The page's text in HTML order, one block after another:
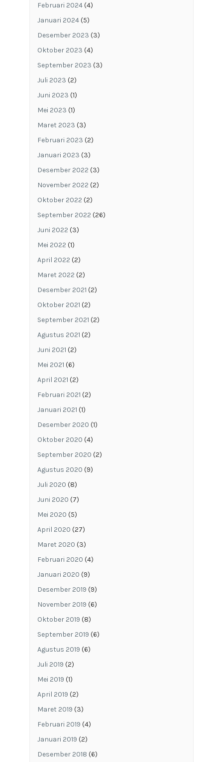
Februari 2024(4)
Januari 2024(5)
Desember 2023 (3)
Oktober 2023 (4)
September 2023 (3)
Juli 2023 (2)
Juni 2023 (1)
Mei 2023 (1)
Maret 2023 (3)
Februari 2023 (2)
Januari 2023 (3)
Desember 2022 (3)
November 2022 (2)
Oktober 2022 (2)
September 2022 (26)
Juni 2022 (3)
Mei 2022 (1)
April 2022 (2)
Maret 2022 (2)
Desember 2021 (2)
Oktober 2021 (2)
September 2021 (2)
Agustus 2021 (2)
Juni 2021 (2)
Mei 2021 (6)
April 2021 (2)
Februari 2021 (2)
Januari 2021 (1)
Desember 2020 (1)
Oktober 2020 (4)
September 2020 (2)
Agustus 2020 (9)
Juli 2020 (8)
Juni 2020 (7)
Mei 2020 (5)
April 2020 (27)
Maret 2020 (3)
Februari 2020 (4)
Januari 2020 (9)
Desember 2019 (9)
November 2019 (6)
Oktober 2019 (8)
September 2019 (6)
Agustus 2019 (6)
Juli 2019 (2)
Mei 2019 (1)
April 2019 (2)
Maret 2019 (3)
Februari 2019 (4)
Januari 2019 (2)
Desember 2018 (6)